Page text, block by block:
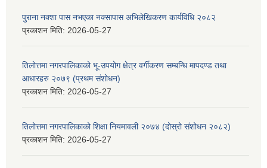
पुराना नक्शा पास नभएका नक्सापास अभिलेखिकरण कार्यविधि २०८२
प्रकाशन मिति: 2026-05-27
तिलोत्तमा नगरपालिकाको भू-उपयोग क्षेत्र वर्गीकरण सम्बन्धि मापदण्ड तथा
आधारहरु २०७९ (प्रथम संशोधन)
प्रकाशन मिति: 2026-05-27
तिलोत्तमा नगरपालिकाको शिक्षा नियमावली २०७४ (दोस्रो संशोधन २०८२)
प्रकाशन मिति: 2026-05-27